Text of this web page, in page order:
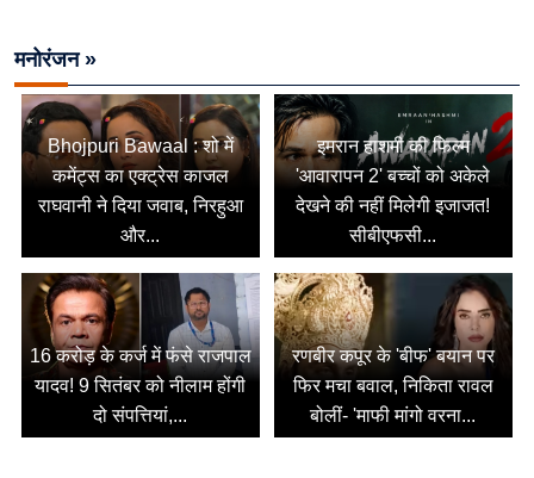
मनोरंजन »
Bhojpuri Bawaal : शो में
कमेंट्स का एक्ट्रेस काजल
राघवानी ने दिया जवाब, निरहुआ
और...
इमरान हाशमी की फिल्म
'आवारापन 2' बच्चों को अकेले
देखने की नहीं मिलेगी इजाजत!
सीबीएफसी...
16 करोड़ के कर्ज में फंसे राजपाल
यादव! 9 सितंबर को नीलाम होंगी
दो संपत्तियां,...
रणबीर कपूर के 'बीफ' बयान पर
फिर मचा बवाल, निकिता रावल
बोलीं- 'माफी मांगो वरना...